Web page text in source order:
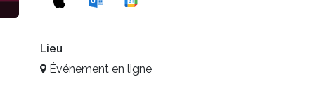
Lieu
Événement en ligne